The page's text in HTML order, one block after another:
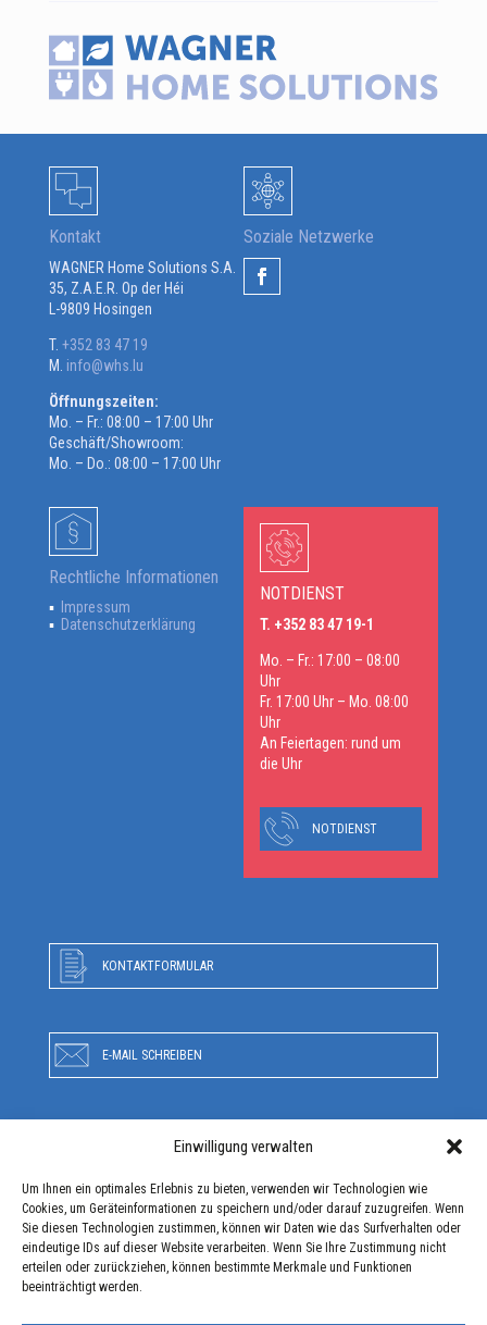
Einwilligung verwalten
Um Ihnen ein optimales Erlebnis zu bieten, verwenden wir Technologien wie
Cookies, um Geräteinformationen zu speichern und/oder darauf zuzugreifen. Wenn
Sie diesen Technologien zustimmen, können wir Daten wie das Surfverhalten oder
eindeutige IDs auf dieser Website verarbeiten. Wenn Sie Ihre Zustimmung nicht
erteilen oder zurückziehen, können bestimmte Merkmale und Funktionen
beeinträchtigt werden.
Kontakt
WAGNER Home Solutions S.A.
35, Z.A.E.R. Op der Héi
L-9809 Hosingen
T. +352 83 47 19
M. info@whs.lu
Öffnungszeiten:
Mo. – Fr.: 08:00 – 17:00 Uhr
Geschäft/Showroom:
Mo. – Do.: 08:00 – 17:00 Uhr
Soziale Netzwerke
Rechtliche Informationen
Impressum
Datenschutzerklärung
NOTDIENST
T. +352 83 47 19-1
Mo. – Fr.: 17:00 – 08:00
Uhr
Fr. 17:00 Uhr – Mo. 08:00
Uhr
An Feiertagen: rund um
die Uhr
NOTDIENST
KONTAKTFORMULAR
E-MAIL SCHREIBEN
RUFEN SIE UNS AN
ANFAHRT